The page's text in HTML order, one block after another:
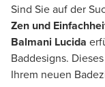
Sind Sie auf der
Zen und
Balmani Lucida
Baddesigns.
Ihrem neuen